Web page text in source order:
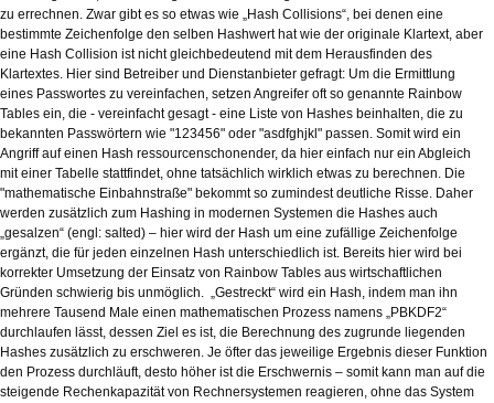
zu errechnen. Zwar gibt es so etwas wie „Hash Collisions“, bei denen eine
bestimmte Zeichenfolge den selben Hashwert hat wie der originale Klartext, aber
eine Hash Collision ist nicht gleichbedeutend mit dem Herausfinden des
Klartextes. Hier sind Betreiber und Dienstanbieter gefragt: Um die Ermittlung
eines Passwortes zu vereinfachen, setzen Angreifer oft so genannte Rainbow
Tables ein, die - vereinfacht gesagt - eine Liste von Hashes beinhalten, die zu
bekannten Passwörtern wie "123456" oder "asdfghjkl" passen. Somit wird ein
Angriff auf einen Hash ressourcenschonender, da hier einfach nur ein Abgleich
mit einer Tabelle stattfindet, ohne tatsächlich wirklich etwas zu berechnen. Die
"mathematische Einbahnstraße" bekommt so zumindest deutliche Risse. Daher
werden zusätzlich zum Hashing in modernen Systemen die Hashes auch
„gesalzen“ (engl: salted) – hier wird der Hash um eine zufällige Zeichenfolge
ergänzt, die für jeden einzelnen Hash unterschiedlich ist. Bereits hier wird bei
korrekter Umsetzung der Einsatz von Rainbow Tables aus wirtschaftlichen
Gründen schwierig bis unmöglich. „Gestreckt“ wird ein Hash, indem man ihn
mehrere Tausend Male einen mathematischen Prozess namens „PBKDF2“
durchlaufen lässt, dessen Ziel es ist, die Berechnung des zugrunde liegenden
Hashes zusätzlich zu erschweren. Je öfter das jeweilige Ergebnis dieser Funktion
den Prozess durchläuft, desto höher ist die Erschwernis – somit kann man auf die
steigende Rechenkapazität von Rechnersystemen reagieren, ohne das System